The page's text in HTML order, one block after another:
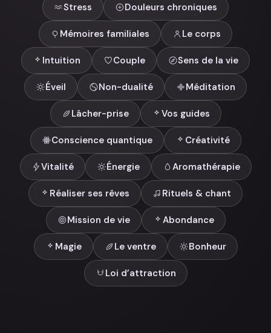
Stress Douleurs chroniques
Mémoires familiales Le corps
Intuition Couple Sens de la vie
Éveil Non-dualité Méditation
Lâcher-prise Vos guides
Conscience quantique Créativité
Vitalité Énergie Aromathérapie
Réaliser ses rêves Rituels & chant
Mission de vie Abondance
Magie Le ventre Bonheur
Loi d’attraction